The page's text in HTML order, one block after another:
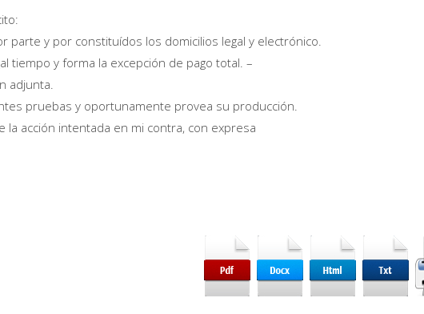
parte y por constituídos los domicilios legal y electrónico.
tiempo y forma la excepción de pago total. –
adjunta.
pruebas y oportunamente provea su producción.
la acción intentada en mi contra, con expresa